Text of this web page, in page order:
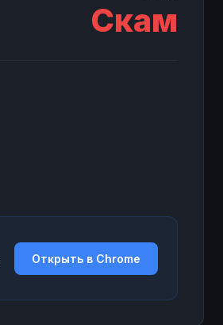
Скам
Открыть в Chrome